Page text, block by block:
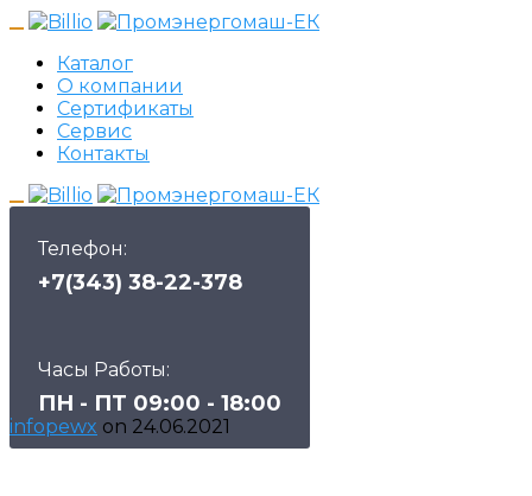
Каталог
О компании
Сертификаты
Сервис
Контакты
Телефон:
+7(343) 38-22-378
Часы Работы:
ПН - ПТ 09:00 - 18:00
infopewx on 24.06.2021